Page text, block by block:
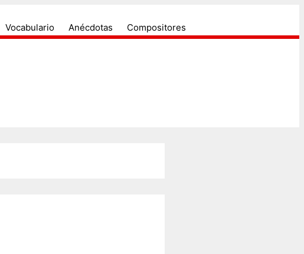
Vocabulario Anécdotas Compositores
directores....
y su historia.